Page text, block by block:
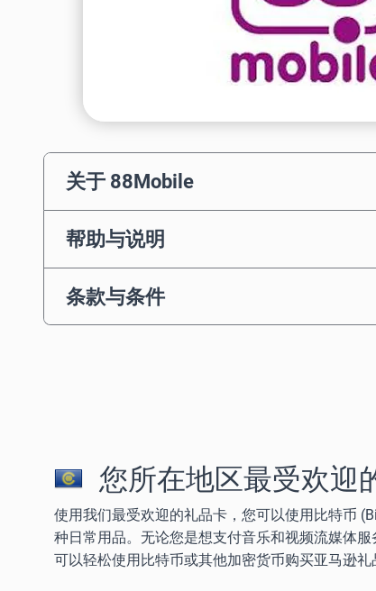
关于 88Mobile
帮助与说明
条款与条件
您所在地区最受欢迎
使用我们最受欢迎的礼品卡，您可以使用比特币
种日常用品。无论您是想支付音乐和视频流媒体
可以轻松使用比特币或其他加密货币购买亚马逊